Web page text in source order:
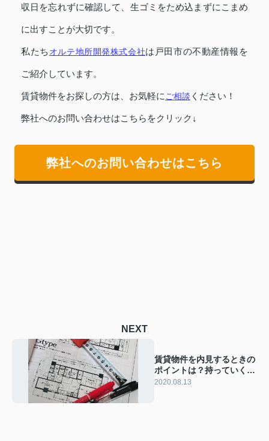
収日を忘れずに確認して、生ゴミをため込まずにこまめ
に出すことが大切です。
私たち オルテ地所開発株式会社は戸田市の不動産情報を
ご紹介しています。
賃貸物件をお探しの方は、お気軽に ご相談 ください！
弊社へのお問い合わせはこちらをクリック↓
弊社へのお問い合わせはこちら
NEXT
賃貸物件を内見するときの
ポイントは？持っていくと
便利なモノはこれ！
2020.08.13